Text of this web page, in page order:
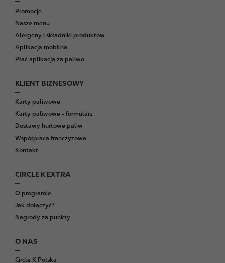
o
o
t
e
r
Promocje
Nasze menu
Alergeny i składniki produktów
Aplikacja mobilna
Płać aplikacją za paliwo
KLIENT BIZNESOWY
Karty paliwowe
Karty paliwowe - formularz
Dostawy hurtowe paliw
Współpraca franczyzowa
Kontakt
CIRCLE K EXTRA
O programie
Jak dołączyć?
Nagrody za punkty
O NAS
Circle K Polska